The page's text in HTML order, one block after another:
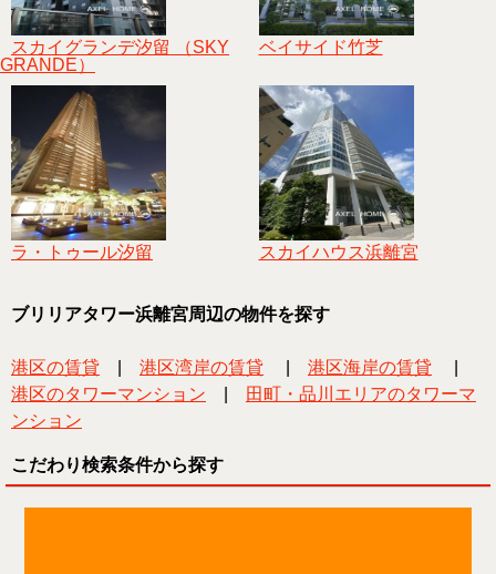
スカイグランデ汐留 （SKY
GRANDE）
ベイサイド竹芝
ラ・トゥール汐留 スカイハウス浜離宮
ブリリアタワー浜離宮周辺の物件を探す
港区の賃貸 港区湾岸の賃貸 港区海岸の賃貸
港区のタワーマンション
田町・品川エリアのタワーマ
ンション
こだわり検索条件から探す